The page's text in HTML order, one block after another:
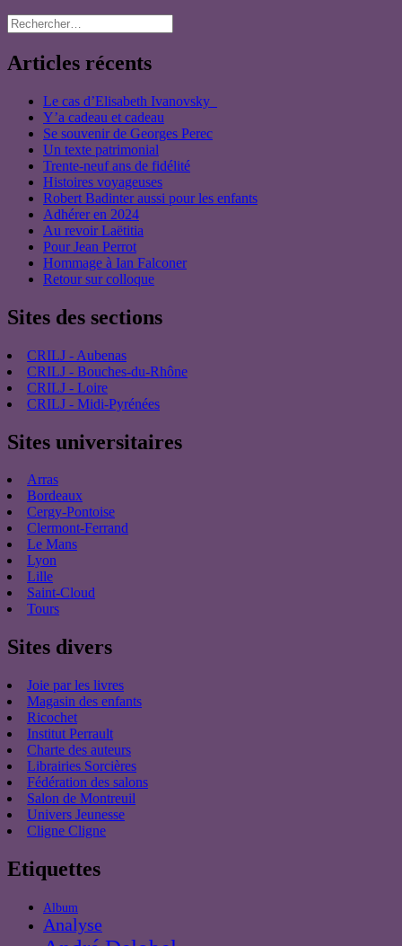
Rechercher :
Articles récents
Le cas d’Elisabeth Ivanovsky
Y’a cadeau et cadeau
Se souvenir de Georges Perec
Un texte patrimonial
Trente-neuf ans de fidélité
Histoires voyageuses
Robert Badinter aussi pour les enfants
Adhérer en 2024
Au revoir Laëtitia
Pour Jean Perrot
Hommage à Ian Falconer
Retour sur colloque
Sites des sections
CRILJ - Aubenas
CRILJ - Bouches-du-Rhône
CRILJ - Loire
CRILJ - Midi-Pyrénées
Sites universitaires
Arras
Bordeaux
Cergy-Pontoise
Clermont-Ferrand
Le Mans
Lyon
Lille
Saint-Cloud
Tours
Sites divers
Joie par les livres
Magasin des enfants
Ricochet
Institut Perrault
Charte des auteurs
Librairies Sorcières
Fédération des salons
Salon de Montreuil
Univers Jeunesse
Cligne Cligne
Etiquettes
Album
Analyse